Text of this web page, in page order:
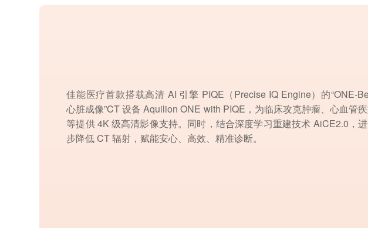
佳能医疗首款搭载高清 AI 引擎 PIQE（Precise IQ Engine）的“ONE-
心脏成像”CT 设备 Aquilion ONE with PIQE，为临床攻克肿瘤、心血管
等提供 4K 级高清影像支持。同时，结合深度学习重建技术 AiCE2.0，
步降低 CT 辐射，赋能安心、高效、精准诊断。